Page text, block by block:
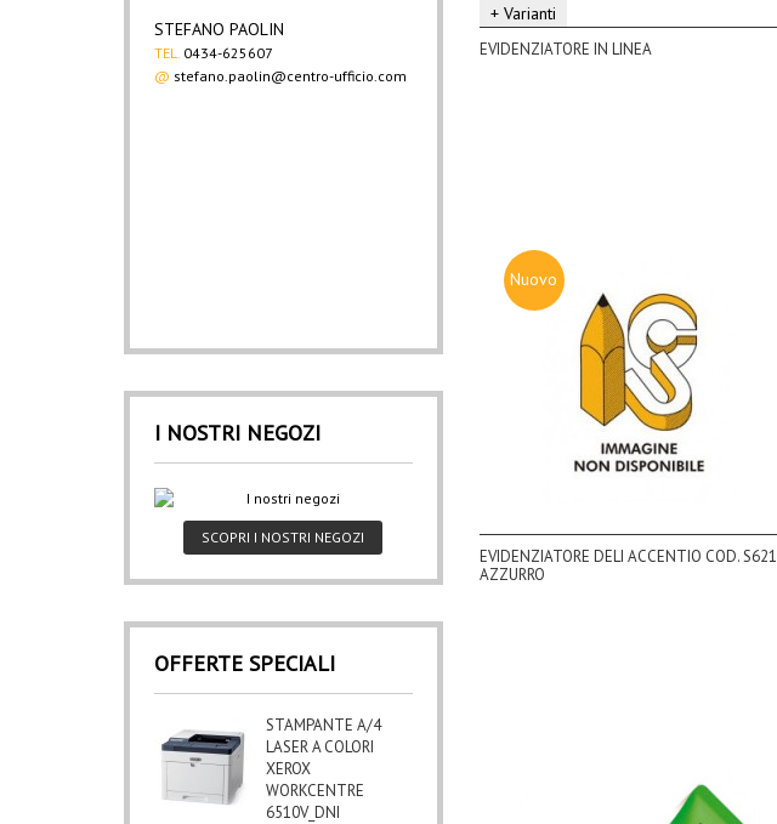
STEFANO PAOLIN
TEL.
0434-625607
@ stefano.paolin@centro-ufficio.com
I NOSTRI NEGOZI
SCOPRI I NOSTRI NEGOZI
OFFERTE SPECIALI
STAMPANTE A/4
LASER A COLORI
XEROX
WORKCENTRE
6510V_DNI
+ Varianti
EVIDENZIATORE IN LINEA
Nuovo
EVIDENZIATORE DELI ACCENTIO COD. S621
AZZURRO